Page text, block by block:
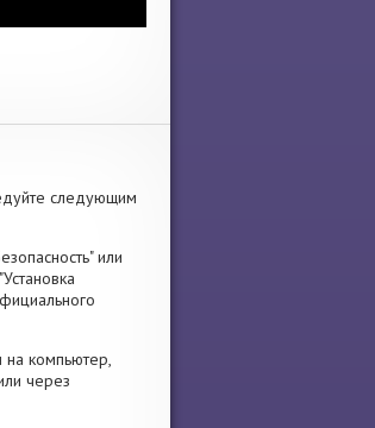
следующим
или
на компьютер,
через